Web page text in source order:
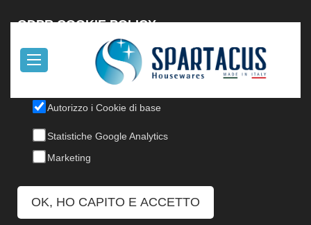
MOP MICROFIBRA
GDPR COOKIE POLICY
Il nostro sito utilizza cookies, per informazioni, leggi la nostra
Cookie Policy
Autorizzo i Cookie di base
Statistiche Google Analytics
Marketing
OK, HO CAPITO E ACCETTO